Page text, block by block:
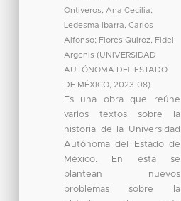
Ontiveros, Ana Cecilia;
Ledesma Ibarra, Carlos
Alfonso; Flores Quiroz, Fidel
Argenis (UNIVERSIDAD
AUTÓNOMA DEL ESTADO
DE MÉXICO, 2023-08)
Es una obra que reúne
varios textos sobre la
historia de la Universidad
Autónoma del Estado de
México. En esta se
plantean nuevos
problemas sobre la